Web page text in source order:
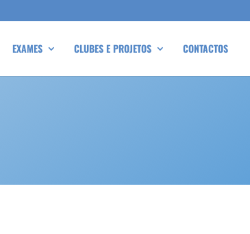
EXAMES CLUBES E PROJETOS CONTACTOS